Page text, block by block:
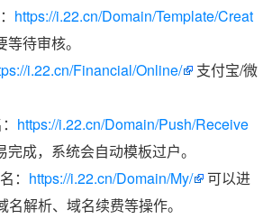
https://i.22.cn/Domain/Template/Creat
待审核。
i.22.cn/Financial/Online/
支付宝/微
https://i.22.cn/Domain/Push/Receive
完成，系统会自动模板过户。
： https://i.22.cn/Domain/My/
可以进
名解析、域名续费等操作。